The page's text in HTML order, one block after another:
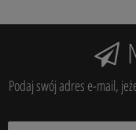
Podaj swój adres e-mail,